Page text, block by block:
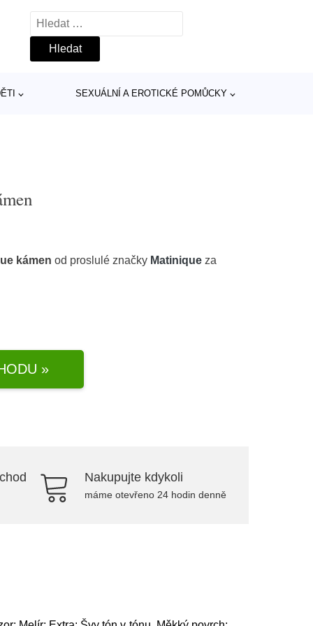
Vyhledávání
SEXUÁLNÍ A EROTICKÉ POMŮCKY
kámen od proslulé značky Matinique za
»
Nakupujte kdykoli
máme otevřeno 24 hodin denně